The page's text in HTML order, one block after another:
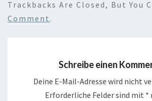
Trackbacks Are Closed, But You
Comment .
Schreibe einen
Deine E-Mail-Adresse wird nicht
Erforderliche Felder sind mit *